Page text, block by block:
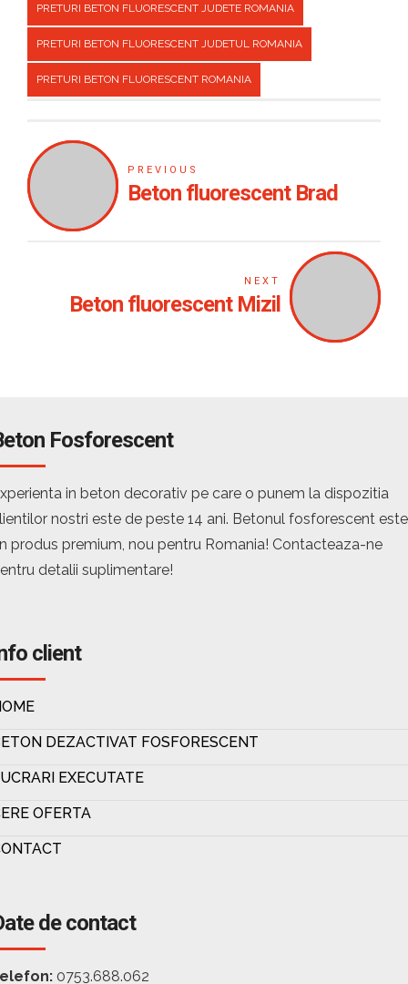
PRETURI BETON FLUORESCENT JUDETE ROMANIA
PRETURI BETON FLUORESCENT JUDETUL ROMANIA
PRETURI BETON FLUORESCENT ROMANIA
PREVIOUS
Beton fluorescent Brad
NEXT
Beton fluorescent Mizil
Fosforescent
in beton decorativ pe care o punem la dispozitia
nostri este de peste 14 ani. Betonul fosforescent este
produs premium, nou pentru Romania! Contacteaza-ne
detalii suplimentare!
client
DEZACTIVAT FOSFORESCENT
EXECUTATE
OFERTA
de contact
0753.688.062